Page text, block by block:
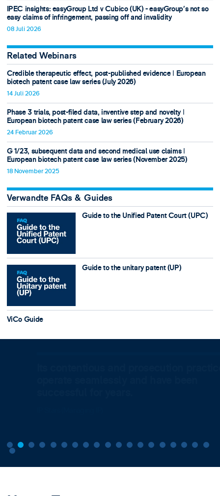
IPEC insights: easyGroup Ltd v Cubico (UK) - easyGroup’s not so
easy claims of infringement, passing off and invalidity
08 Juli 2026
Related Webinars
Credible therapeutic effect, post-published evidence ǀ European
biotech patent case law series (July 2026)
14 Juli 2026
Phase 3 trials, post-filed data, inventive step and novelty ǀ
European biotech patent case law series (February 2026)
24 Februar 2026
G 1/23, subsequent data and second medical use claims ǀ
European biotech patent case law series (November 2025)
18 November 2025
Verwandte FAQs & Guides
Guide to the Unified Patent Court (UPC)
Guide to the unitary patent (UP)
ViCo Guide